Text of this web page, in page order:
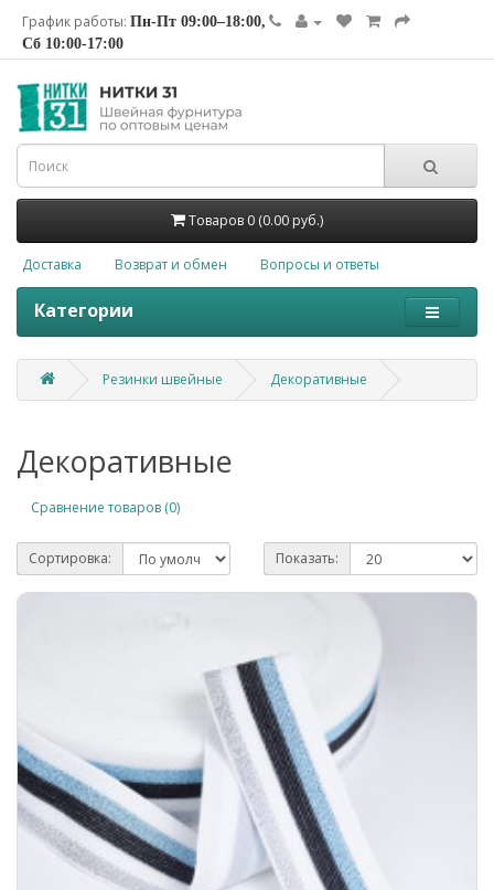
График работы: Пн-Пт 09:00–18:00,
Сб 10:00-17:00
Товаров 0 (0.00 руб.)
Доставка Возврат и обмен Вопросы и ответы
Категории
Резинки швейные Декоративные
Декоративные
Сравнение товаров (0)
Сортировка: Показать: